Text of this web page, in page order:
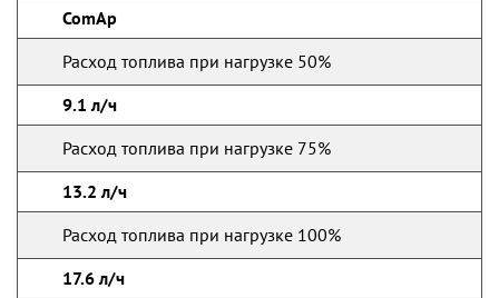
ComAp
Расход топлива при нагрузке 50%
9.1 л/ч
Расход топлива при нагрузке 75%
13.2 л/ч
Расход топлива при нагрузке 100%
17.6 л/ч